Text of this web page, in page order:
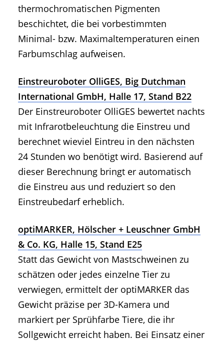
thermochromatischen Pigmenten
beschichtet, die bei vorbestimmten
Minimal- bzw. Maximaltemperaturen einen
Farbumschlag aufweisen.
Einstreuroboter OlliGES, Big Dutchman
International GmbH, Halle 17, Stand B22
Der Einstreuroboter OlliGES bewertet nachts
mit Infrarotbeleuchtung die Einstreu und
berechnet wieviel Eintreu in den nächsten
24 Stunden wo benötigt wird. Basierend auf
dieser Berechnung bringt er automatisch
die Einstreu aus und reduziert so den
Einstreubedarf erheblich.
optiMARKER, Hölscher + Leuschner GmbH
& Co. KG, Halle 15, Stand E25
Statt das Gewicht von Mastschweinen zu
schätzen oder jedes einzelne Tier zu
verwiegen, ermittelt der optiMARKER das
Gewicht präzise per 3D-Kamera und
markiert per Sprühfarbe Tiere, die ihr
Sollgewicht erreicht haben. Bei Einsatz einer